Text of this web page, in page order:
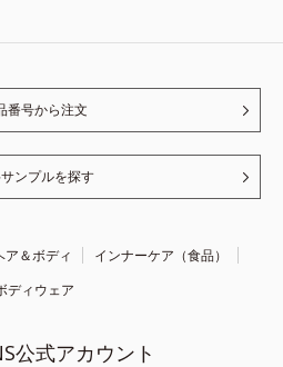
番号から注文
ンプルを探す
ア＆ボディ
インナーケア（食品）
ディウェア
公式アカウント